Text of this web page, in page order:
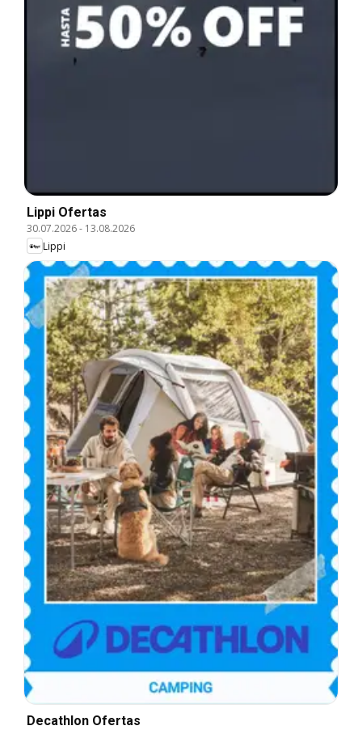
Lippi Ofertas
30.07.2026- 13.08.2026
Lippi
Decathlon Ofertas